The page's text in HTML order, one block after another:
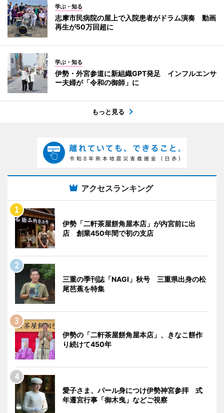
学ぶ・知る
志摩市民病院の屋上で入院患者がドラム演奏 動画
再生が50万回超に
学ぶ・知る
伊勢・外宮参道に新組織GPT発足 インフルエンサ
ー夫婦が「令和の御師」に
もっと見る
アクセスランキング
伊勢「二軒茶屋餅角屋本店」が内宮前に出
店 創業450年間で初の支店
三重の季刊誌「NAGI」秋号 三重県出身の松
尾芭蕉を特集
伊勢の「二軒茶屋餅角屋本店」、きなこ餅作
り続けて450年
愛子さま、パール身につけ伊勢神宮参拝 式
年遷宮行事「御木曳」などご視察